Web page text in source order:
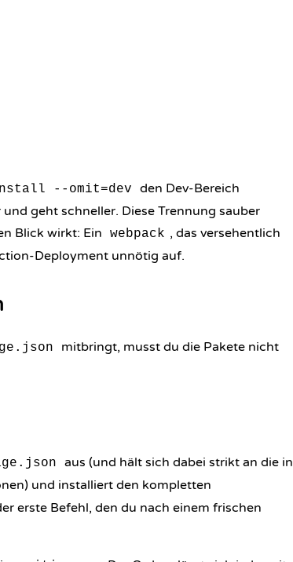
--omit=dev
den Dev-Bereich
geht schneller. Diese Trennung sauber
Blick wirkt: Ein
webpack , das versehentlich
Deployment unnötig auf.
mitbringt, musst du die Pakete nicht
aus (und hält sich dabei strikt an die in
und installiert den kompletten
erste Befehl, den du nach einem frischen